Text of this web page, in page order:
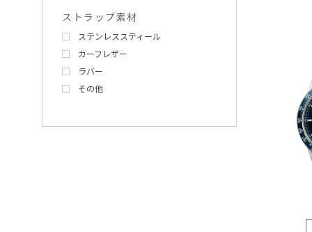
ストラップ素材
ステンレススティール
カーフレザー
ラバー
その他